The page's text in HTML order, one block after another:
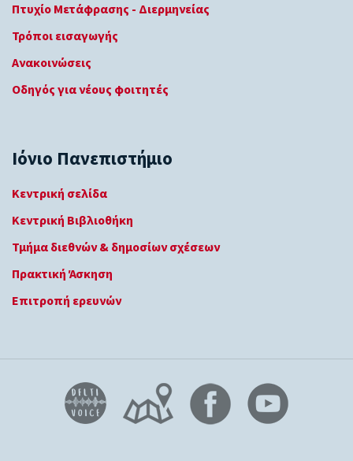
Πτυχίο Μετάφρασης - Διερμηνείας
Τρόποι εισαγωγής
Ανακοινώσεις
Οδηγός για νέους φοιτητές
Ιόνιο Πανεπιστήμιο
Κεντρική σελίδα
Κεντρική Βιβλιοθήκη
Τμήμα διεθνών & δημοσίων σχέσεων
Πρακτική Άσκηση
Επιτροπή ερευνών